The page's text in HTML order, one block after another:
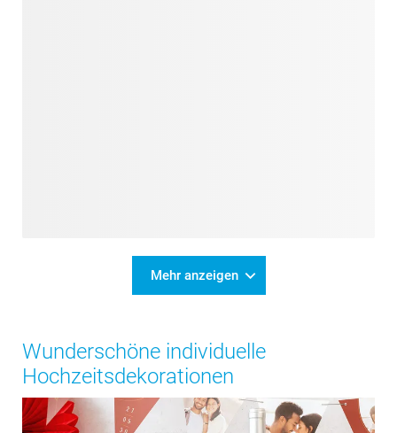
Mehr anzeigen
Wunderschöne individuelle
Hochzeitsdekorationen